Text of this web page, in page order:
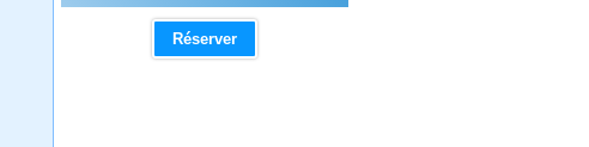
Réserver